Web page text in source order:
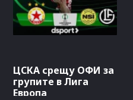
ЦСКА срещу ОФИ за
групите в Лига
Европа